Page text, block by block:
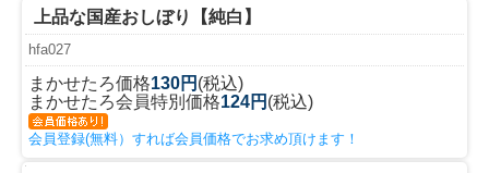
上品な国産おしぼり【純白】
hfa027
まかせたろ価格130円 (税込)
まかせたろ会員特別価格124円 (税込)
会員登録(無料）すれば会員価格でお求め頂けます！